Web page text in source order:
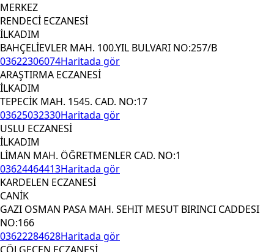
MERKEZ
RENDECİ ECZANESİ
İLKADIM
BAHÇELİEVLER MAH. 100.YIL BULVARI NO:257/B
03622306074Haritada gör
ARAŞTIRMA ECZANESİ
İLKADIM
TEPECİK MAH. 1545. CAD. NO:17
03625032330Haritada gör
USLU ECZANESİ
İLKADIM
LİMAN MAH. ÖĞRETMENLER CAD. NO:1
03624464413Haritada gör
KARDELEN ECZANESİ
CANİK
GAZI OSMAN PASA MAH. SEHIT MESUT BIRINCI CADDESI
NO:166
03622284628Haritada gör